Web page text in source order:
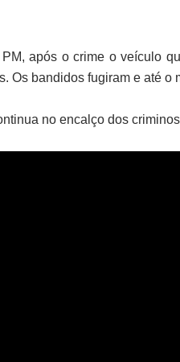
após o crime o veículo
Os bandidos fugiram e até o
no encalço dos